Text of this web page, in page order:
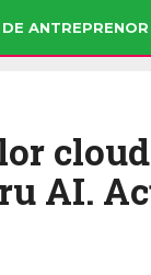
ANTREPRENOR
AI.